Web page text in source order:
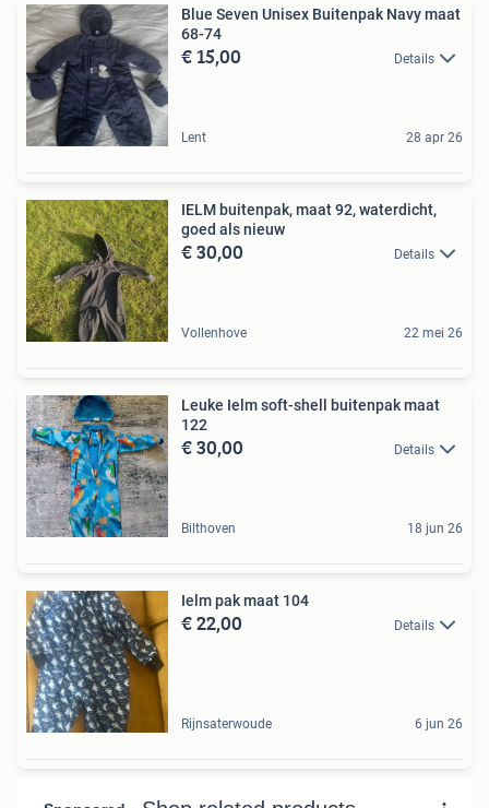
Blue Seven Unisex Buitenpak Navy maat
68-74
€ 15,00 Details
Lent 28 apr 26
IELM buitenpak, maat 92, waterdicht,
goed als nieuw
€ 30,00 Details
Vollenhove 22 mei 26
Leuke Ielm soft-shell buitenpak maat
122
€ 30,00 Details
Bilthoven 18 jun 26
Ielm pak maat 104
€ 22,00 Details
Rijnsaterwoude 6 jun 26